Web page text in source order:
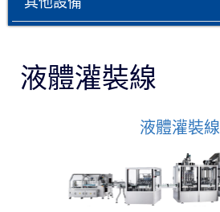
液體灌裝線
液體灌裝線